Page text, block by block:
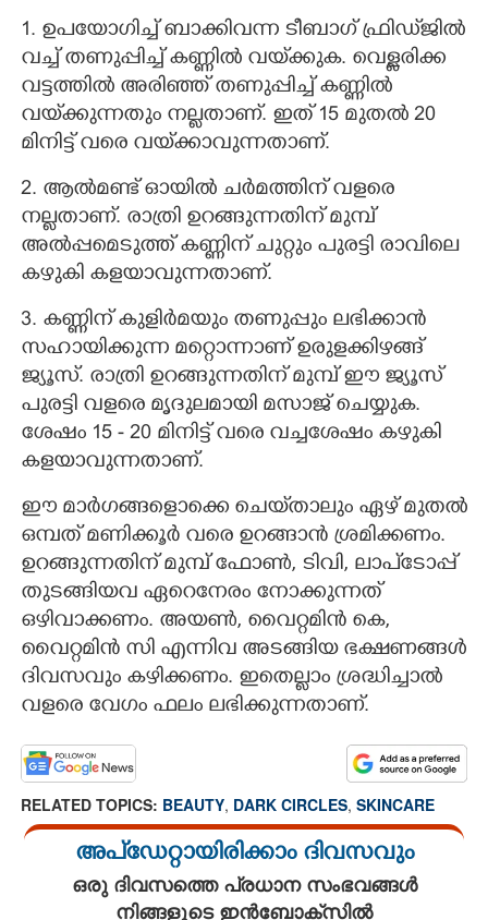
1. ഉപയോഗിച്ച് ബാക്കിവന്ന ടീബാഗ് ഫ്രിഡ്‌ജിൽ
വച്ച് തണുപ്പിച്ച് കണ്ണിൽ വയ്‌ക്കുക. വെള്ളരിക്ക
വട്ടത്തിൽ അരിഞ്ഞ് തണുപ്പിച്ച് കണ്ണിൽ
വയ്‌ക്കുന്നതും നല്ലതാണ്. ഇത് 15 മുതൽ 20
മിനിട്ട് വരെ വയ്‌ക്കാവുന്നതാണ്.
2. ആൽമണ്ട് ഓയിൽ ചർമത്തിന് വളരെ
നല്ലതാണ്. രാത്രി ഉറങ്ങുന്നതിന് മുമ്പ്
അൽപ്പമെടുത്ത് കണ്ണിന് ചുറ്റും പുരട്ടി രാവിലെ
കഴുകി കളയാവുന്നതാണ്.
3. കണ്ണിന് കുളിർമയും തണുപ്പും ലഭിക്കാൻ
സഹായിക്കുന്ന മറ്റൊന്നാണ് ഉരുളക്കിഴങ്ങ്
ജ്യൂസ്. രാത്രി ഉറങ്ങുന്നതിന് മുമ്പ് ഈ ജ്യൂസ്
പുരട്ടി വളരെ മൃദുലമായി മസാജ് ചെയ്യുക.
ശേഷം 15 - 20 മിനിട്ട് വരെ വച്ചശേഷം കഴുകി
കളയാവുന്നതാണ്.
ഈ മാർഗങ്ങളൊക്കെ ചെയ്‌താലും ഏഴ് മുതൽ
ഒമ്പത് മണിക്കൂർ വരെ ഉറങ്ങാൻ ശ്രമിക്കണം.
ഉറങ്ങുന്നതിന് മുമ്പ് ഫോൺ, ടിവി, ലാപ്‌ടോപ്പ്
തുടങ്ങിയവ ഏറെനേരം നോക്കുന്നത്
ഒഴിവാക്കണം. അയൺ, വൈറ്റമിൻ കെ,
വൈറ്റമിൻ സി എന്നിവ അടങ്ങിയ ഭക്ഷണങ്ങൾ
ദിവസവും കഴിക്കണം. ഇതെല്ലാം ശ്രദ്ധിച്ചാൽ
വളരെ വേഗം ഫലം ലഭിക്കുന്നതാണ്.
RELATED TOPICS: BEAUTY, DARK CIRCLES, SKINCARE
അപ്ഡേറ്റായിരിക്കാം ദിവസവും
ഒരു ദിവസത്തെ പ്രധാന സംഭവങ്ങൾ
നിങ്ങളുടെ ഇൻബോക്സിൽ